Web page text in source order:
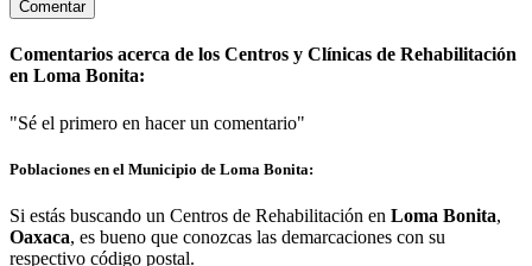
Comentarios acerca de los Centros y Clínicas de Rehabilitación
en Loma Bonita:
"Sé el primero en hacer un comentario"
Poblaciones en el Municipio de Loma Bonita:
Si estás buscando un Centros de Rehabilitación en Loma Bonita,
Oaxaca, es bueno que conozcas las demarcaciones con su
respectivo código postal.